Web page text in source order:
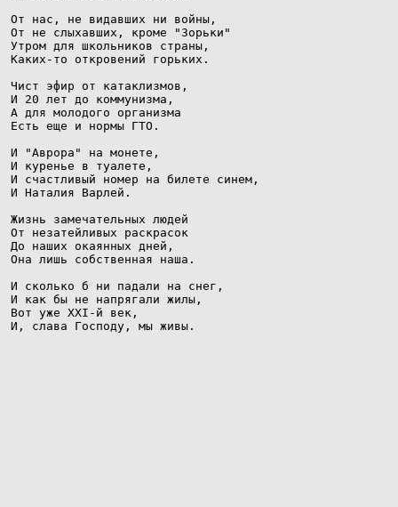
От нас, не видавших ни войны,
От не слыхавших, кроме "Зорьки"
Утром для школьников страны,
Каких-то откровений горьких.
Чист эфир от катаклизмов,
И 20 лет до коммунизма,
А для молодого организма
Есть еще и нормы ГТО.
И "Аврора" на монете,
И куренье в туалете,
И счастливый номер на билете синем,
И Наталия Варлей.
Жизнь замечательных людей
От незатейливых раскрасок
До наших окаянных дней,
Она лишь собственная наша.
И сколько б ни падали на снег,
И как бы не напрягали жилы,
Вот уже XXI-й век,
И, слава Господу, мы живы.